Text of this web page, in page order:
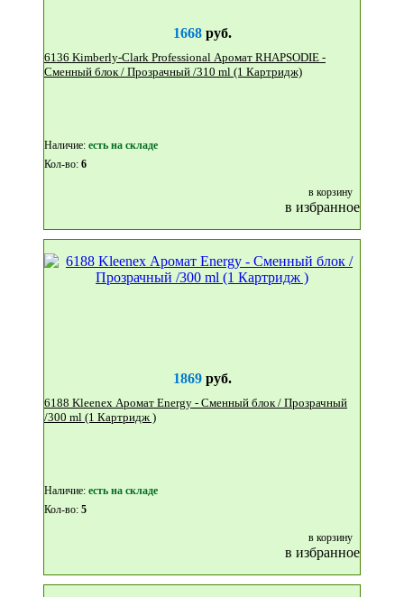
1668руб.
6136 Kimberly-Clark Professional Аромат RHAPSODIE -
Сменный блок / Прозрачный /310 ml (1 Картридж)
Наличие: eсть на складе
Кол-во: 6
в корзину
в избранное
1869руб.
6188 Kleenex Аромат Energy - Сменный блок / Прозрачный
/300 ml (1 Картридж )
Наличие: eсть на складе
Кол-во: 5
в корзину
в избранное